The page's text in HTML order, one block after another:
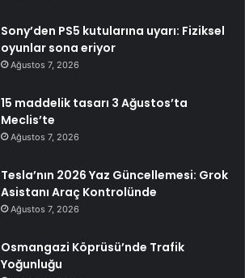
Sony’den PS5 kutularına uyarı: Fiziksel
oyunlar sona eriyor
Ağustos 7, 2026
15 maddelik tasarı 3 Ağustos’ta
Meclis’te
Ağustos 7, 2026
Tesla’nın 2026 Yaz Güncellemesi: Grok
Asistanı Araç Kontrolünde
Ağustos 7, 2026
Osmangazi Köprüsü’nde Trafik
Yoğunluğu